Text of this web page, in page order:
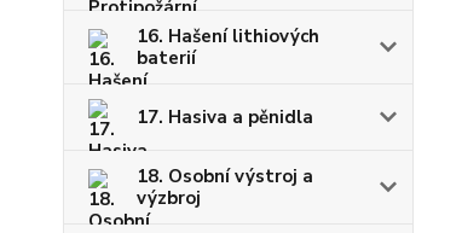
16. Hašení lithiových
baterií
17. Hasiva a pěnidla
18. Osobní výstroj a
výzbroj